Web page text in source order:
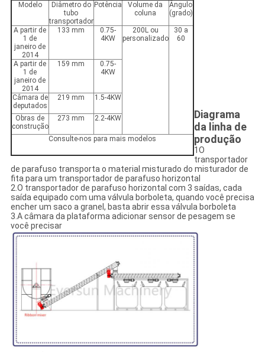
Modelo
Diâmetro do
tubo
transportador
Potência
Volume da
coluna
Ângulo
(grado)
A partir de
1 de
janeiro de
2014
133 mm
0.75-
4KW
200L ou
personalizado
30 a
60
A partir de
1 de
janeiro de
2014
159 mm
0.75-
4KW
Câmara de
deputados
219 mm 1.5-4KW
Obras de
construção
273 mm 2.2-4KW
Consulte-nos para mais modelos
Diagrama
da linha de
produção
1O
transportador
de parafuso transporta o material misturado do misturador de
fita para um transportador de parafuso horizontal
2.O transportador de parafuso horizontal com 3 saídas, cada
saída equipado com uma válvula borboleta, quando você precisa
encher um saco a granel, basta abrir essa válvula borboleta
3.A câmara da plataforma adicionar sensor de pesagem se
você precisar